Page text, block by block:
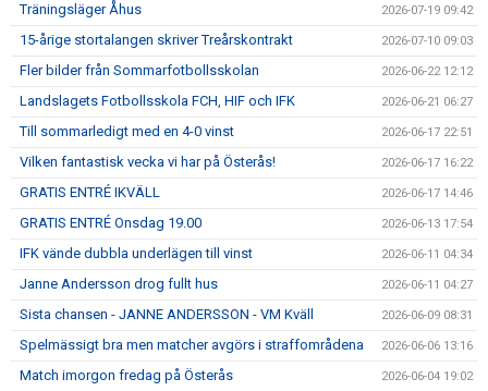
Träningsläger Åhus 2026-07-19 09:42
15-årige stortalangen skriver Treårskontrakt 2026-07-10 09:03
Fler bilder från Sommarfotbollsskolan 2026-06-22 12:12
Landslagets Fotbollsskola FCH, HIF och IFK 2026-06-21 06:27
Till sommarledigt med en 4-0 vinst 2026-06-17 22:51
Vilken fantastisk vecka vi har på Österås! 2026-06-17 16:22
GRATIS ENTRÉ IKVÄLL 2026-06-17 14:46
GRATIS ENTRÉ Onsdag 19.00 2026-06-13 17:54
IFK vände dubbla underlägen till vinst 2026-06-11 04:34
Janne Andersson drog fullt hus 2026-06-11 04:27
Sista chansen - JANNE ANDERSSON - VM Kväll 2026-06-09 08:31
Spelmässigt bra men matcher avgörs i straffområdena 2026-06-06 13:16
Match imorgon fredag på Österås 2026-06-04 19:02